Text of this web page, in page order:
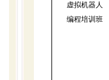
虚拟机器人
编程培训班